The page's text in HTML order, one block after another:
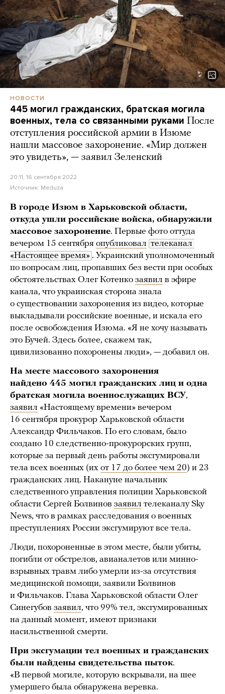
НОВОСТИ
445 могил гражданских, братская могила
военных, тела со связанными руками После
отступления российской армии в Изюме
нашли массовое захоронение. «Мир должен
это увидеть», — заявил Зеленский
20:11, 16 сентября 2022
Источник: Meduza
В городе Изюм в Харьковской области,
откуда ушли российские войска, обнаружили
массовое захоронение. Первые фото оттуда
вечером 15 сентября опубликовал телеканал
«Настоящее время» . Украинский уполномоченный
по вопросам лиц, пропавших без вести при особых
обстоятельствах Олег Котенко заявил в эфире
канала, что украинская сторона знала
о существовании захоронения из видео, которые
выкладывали российские военные, и искала его
после освобождения Изюма. «Я не хочу называть
это Бучей. Здесь более, скажем так,
цивилизованно похоронены люди», — добавил он.
На месте массового захоронения
найдено 445 могил гражданских лиц и одна
братская могила военнослужащих ВСУ,
заявил «Настоящему времени» вечером
16 сентября прокурор Харьковской области
Александр Фильчаков. По его словам, было
создано 10 следственно-прокурорских групп,
которые за первый день работы эксгумировали
тела всех военных (их от 17 до более чем 20) и 23
гражданских лиц. Накануне начальник
следственного управления полиции Харьковской
области Сергей Болвинов заявил телеканалу Sky
News, что в рамках расследования о военных
преступлениях России эксгумируют все тела.
Люди, похороненные в этом месте, были убиты,
погибли от обстрелов, авианалетов или минно-
взрывных травм либо умерли из-за отсутствия
медицинской помощи, заявили Болвинов
и Фильчаков. Глава Харьковской области Олег
Синегубов заявил, что 99% тел, эксгумированных
на данный момент, имеют признаки
насильственной смерти.
При эксгумации тел военных и гражданских
были найдены свидетельства пыток.
«В первой могиле, которую вскрывали, на шее
умершего была обнаружена веревка.